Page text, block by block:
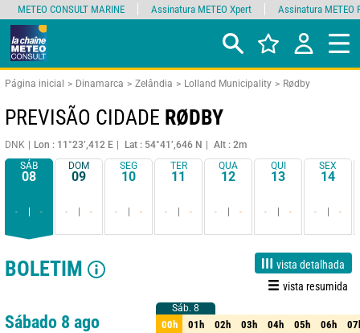
Página inicial Dinamarca Zelândia Lolland Municipality Rødby
PREVISÃO CIDADE RØDBY
DNK Lon : 11°23’,412 E Lat : 54°41’,646 N
Alt : 2m
SÁB
08
- -
DOM
09
- -
SEG
10
- -
TER
11
- -
QUA
12
- -
QUI
13
- -
SEX
14
- -
BOLETIM
vista detalhada
vista resumida
1 dia 3 dias Fiabilidade 90%
Sábado 8 ago
Sáb. 8
00h 01h 02h 03h 04h 05h 06h
Sáb. 8
00h 01h 02h 03h 04h 05h 06h
METEO CONSULT MARINE Assinatura METEO Xpert Assinatura METEO